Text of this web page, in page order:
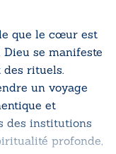
que le cœur est
se manifeste
des rituels.
un voyage
et
des institutions
profonde,